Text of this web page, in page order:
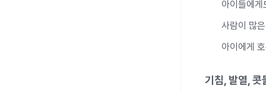
아이들에
사람이 많
아이에게
기침, 발열, 콧